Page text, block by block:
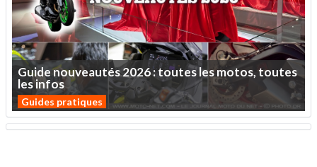
Guidenouveautés2026:touteslesmotos,toutes
lesinfos
Guides pratiques